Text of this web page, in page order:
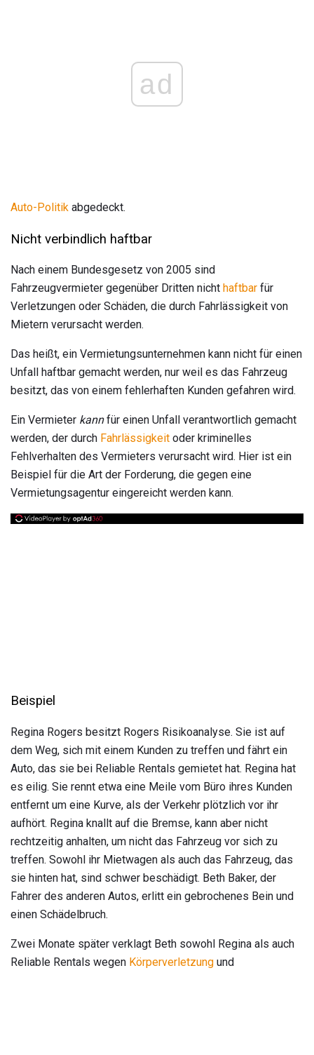
ad
Auto-Politik abgedeckt.
Nicht verbindlich haftbar
Nach einem Bundesgesetz von 2005 sind
Fahrzeugvermieter gegenüber Dritten nicht haftbar für
Verletzungen oder Schäden, die durch Fahrlässigkeit von
Mietern verursacht werden.
Das heißt, ein Vermietungsunternehmen kann nicht für einen
Unfall haftbar gemacht werden, nur weil es das Fahrzeug
besitzt, das von einem fehlerhaften Kunden gefahren wird.
Ein Vermieter kannfür einen Unfall verantwortlich gemacht
werden, der durch Fahrlässigkeit oder kriminelles
Fehlverhalten des Vermieters verursacht wird. Hier ist ein
Beispiel für die Art der Forderung, die gegen eine
Vermietungsagentur eingereicht werden kann.
Beispiel
Regina Rogers besitzt Rogers Risikoanalyse. Sie ist auf
dem Weg, sich mit einem Kunden zu treffen und fährt ein
Auto, das sie bei Reliable Rentals gemietet hat. Regina hat
es eilig. Sie rennt etwa eine Meile vom Büro ihres Kunden
entfernt um eine Kurve, als der Verkehr plötzlich vor ihr
aufhört. Regina knallt auf die Bremse, kann aber nicht
rechtzeitig anhalten, um nicht das Fahrzeug vor sich zu
treffen. Sowohl ihr Mietwagen als auch das Fahrzeug, das
sie hinten hat, sind schwer beschädigt. Beth Baker, der
Fahrer des anderen Autos, erlitt ein gebrochenes Bein und
einen Schädelbruch.
Zwei Monate später verklagt Beth sowohl Regina als auch
Reliable Rentals wegen Körperverletzung und